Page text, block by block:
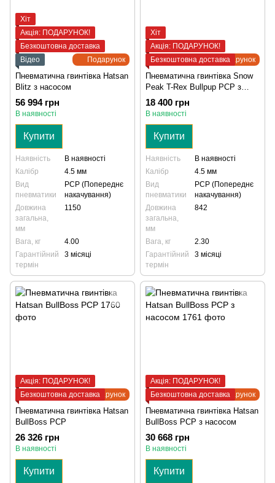
Подарунок
Хіт
Акція: ПОДАРУНОК!
Безкоштовна доставка
Відео
Пневматична гвинтівка Hatsan
Blitz з насосом
56 994 грн
В наявності
Купити
Наявність
В наявності
Калібр
4.5 мм
Вид
пневматики
PCP (Попереднє
накачування)
Довжина
загальна,
мм
1150
Вага, кг
4.00
Гарантійний
термін
3 місяці
Подарунок
Хіт
Акція: ПОДАРУНОК!
Безкоштовна доставка
Пневматична гвинтівка Snow
Peak T-Rex Bullpup PCP з
насосом
18 400 грн
В наявності
Купити
Наявність
В наявності
Калібр
4.5 мм
Вид
пневматики
PCP (Попереднє
накачування)
Довжина
загальна,
мм
842
Вага, кг
2.30
Гарантійний
термін
3 місяці
Подарунок
Акція: ПОДАРУНОК!
Безкоштовна доставка
Пневматична гвинтівка Hatsan
BullBoss PCP
26 326 грн
В наявності
Купити
Подарунок
Акція: ПОДАРУНОК!
Безкоштовна доставка
Пневматична гвинтівка Hatsan
BullBoss PCP з насосом
30 668 грн
В наявності
Купити